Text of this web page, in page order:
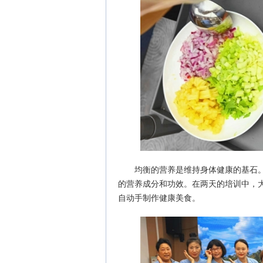
均衡的营养是维持身体健康的基石
的营养成分和功效。在两天的培训中，
自动手制作健康美食。